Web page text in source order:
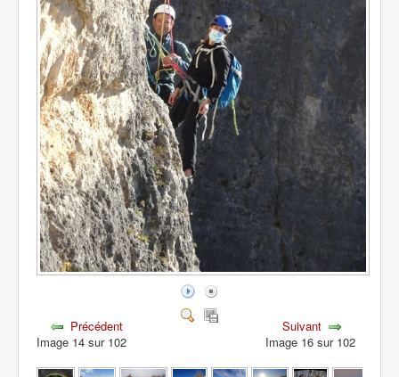
Précédent
Image 14 sur 102
Suivant
Image 16 sur 102